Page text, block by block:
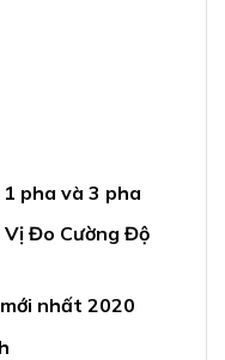
pha và 3 pha
Đo Cường Độ
nhất 2020